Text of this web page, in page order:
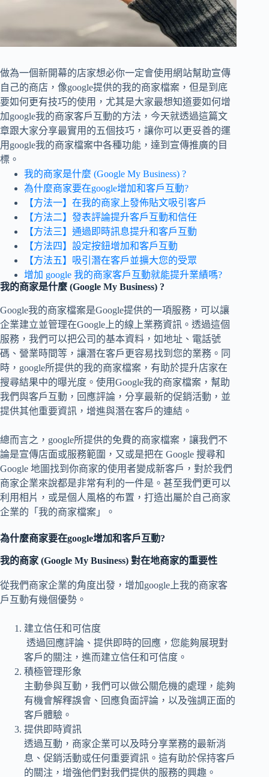
做為一個新開幕的店家想必你一定會使用網站幫助宣傳
自己的商店，像google提供的我的商家檔案，但是到底
要如何更有技巧的使用，尤其是大家最想知道要如何增
加google我的商家客戶互動的方法，今天就透過這篇文
章跟大家分享最實用的五個技巧，讓你可以更妥善的運
用google我的商家檔案中各種功能，達到宣傳推廣的目
標。
我的商家是什麼 (Google My Business) ?
為什麼商家要在google增加和客戶互動?
【方法一】在我的商家上發佈貼文吸引客戶
【方法二】發表評論提升客戶互動和信任
【方法三】通過即時訊息提升和客戶互動
【方法四】設定按鈕增加和客戶互動
【方法五】吸引潛在客戶並擴大您的受眾
增加 google 我的商家客戶互動就能提升業績嗎?
我的商家是什麼 (Google My Business) ?
Google我的商家檔案是Google提供的一項服務，可以讓
企業建立並管理在Google上的線上業務資訊。透過這個
服務，我們可以把公司的基本資料，如地址、電話號
碼、營業時間等，讓潛在客戶更容易找到您的業務。同
時，google所提供的我的商家檔案，有助於提升店家在
搜尋結果中的曝光度。使用Google我的商家檔案，幫助
我們與客戶互動，回應評論，分享最新的促銷活動，並
提供其他重要資訊，增進與潛在客戶的連結。
總而言之，google所提供的免費的商家檔案，讓我們不
論是宣傳店面或服務範圍，又或是把在 Google 搜尋和
Google 地圖找到你商家的使用者變成新客戶，對於我們
商家企業來說都是非常有利的一件是。甚至我們更可以
利用相片，或是個人風格的布置，打造出屬於自己商家
企業的「我的商家檔案」。
為什麼商家要在google增加和客戶互動?
我的商家 (Google My Business) 對在地商家的重要性
從我們商家企業的角度出發，增加google上我的商家客
戶互動有幾個優勢。
建立信任和可信度
透過回應評論、提供即時的回應，您能夠展現對
客戶的關注，進而建立信任和可信度。
積極管理形象
主動參與互動，我們可以做公關危機的處理，能夠
有機會解釋誤會、回應負面評論，以及強調正面的
客戶體驗。
提供即時資訊
透過互動，商家企業可以及時分享業務的最新消
息、促銷活動或任何重要資訊。這有助於保持客戶
的關注，增強他們對我們提供的服務的興趣。